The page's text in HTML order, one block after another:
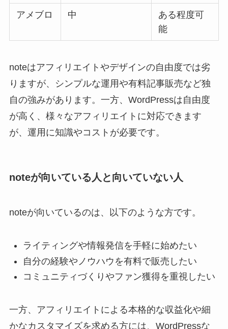
アメブロ 中
ある程度可
能
noteはアフィリエイトやデザインの自由度では劣
りますが、シンプルな運用や有料記事販売など独
自の強みがあります。一方、WordPressは自由度
が高く、様々なアフィリエイトに対応できます
が、運用に知識やコストが必要です。
noteが向いている人と向いていない人
noteが向いているのは、以下のような方です。
ライティングや情報発信を手軽に始めたい
自分の経験やノウハウを有料で販売したい
コミュニティづくりやファン獲得を重視したい
一方、アフィリエイトによる本格的な収益化や細
かなカスタマイズを求める方には、WordPressな